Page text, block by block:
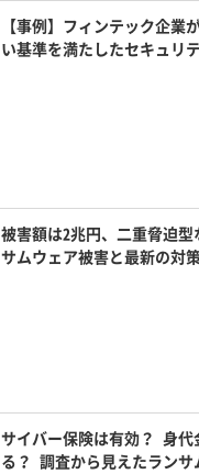
【事例】フィンテック企業
い基準を満たしたセキュリ
被害額は2兆円、二重脅迫
サムウェア被害と最新の対
サイバー保険は有効？ 身代
る？ 調査から見えたランサ